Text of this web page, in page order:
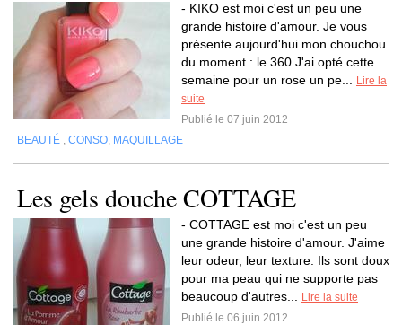
- KIKO est moi c'est un peu une
grande histoire d'amour. Je vous
présente aujourd'hui mon chouchou
du moment : le 360.J'ai opté cette
semaine pour un rose un pe...
Lire la
suite
Publié le 07 juin 2012
BEAUTÉ , CONSO, MAQUILLAGE
Les gels douche COTTAGE
- COTTAGE est moi c'est un peu
une grande histoire d'amour. J'aime
leur odeur, leur texture. Ils sont doux
pour ma peau qui ne supporte pas
beaucoup d'autres...
Lire la suite
Publié le 06 juin 2012